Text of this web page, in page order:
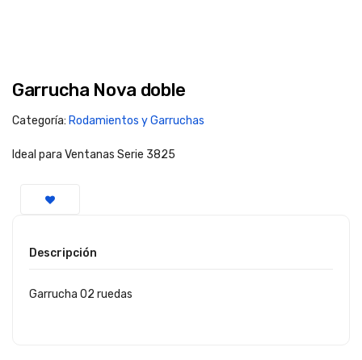
Garrucha Nova doble
Categoría: Rodamientos y Garruchas
Ideal para Ventanas Serie 3825
Descripción
Garrucha 02 ruedas